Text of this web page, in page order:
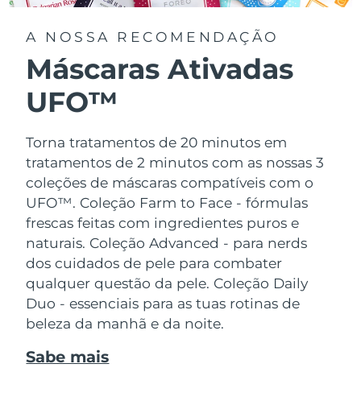
A NOSSA RECOMENDAÇÃO
Máscaras Ativadas
UFO™
Torna tratamentos de 20 minutos em
tratamentos de 2 minutos com as nossas 3
coleções de máscaras compatíveis com o
UFO™. Coleção Farm to Face - fórmulas
frescas feitas com ingredientes puros e
naturais. Coleção Advanced - para nerds
dos cuidados de pele para combater
qualquer questão da pele. Coleção Daily
Duo - essenciais para as tuas rotinas de
beleza da manhã e da noite.
Sabe mais